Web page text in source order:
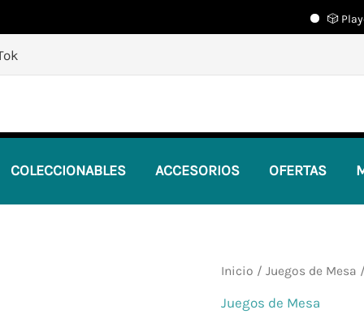
🎲
COLECCIONABLES ACCESORIOS OFERTAS
Inicio / Juegos de Mesa
Juegos de Mesa